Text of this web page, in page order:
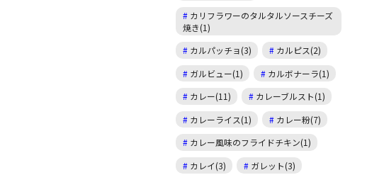
カリフラワーのタルタルソースチーズ
焼き(1)
カルパッチョ(3)
カルピス(2)
ガルビュー(1)
カルボナーラ(1)
カレー(11)
カレーブルスト(1)
カレーライス(1)
カレー粉(7)
カレー風味のフライドチキン(1)
カレイ(3)
ガレット(3)